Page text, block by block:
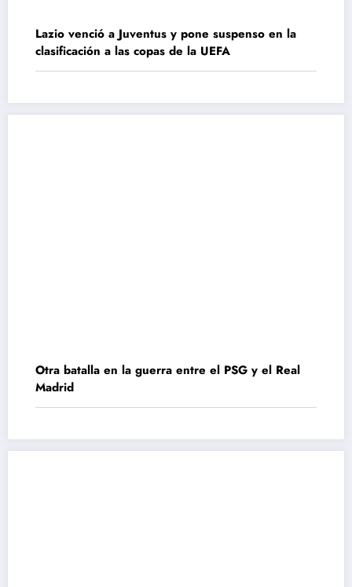
Lazio venció a Juventus y pone suspenso en la
clasificación a las copas de la UEFA
Otra batalla en la guerra entre el PSG y el Real
Madrid